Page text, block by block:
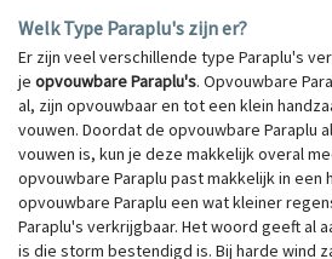
Welk Type Paraplu's zijn er?
Er zijn veel verschillende type Paraplu's
je opvouwbare Paraplu's. Opvouwbare
al, zijn opvouwbaar en tot een klein
vouwen. Doordat de opvouwbare Paraplu
vouwen is, kun je deze makkelijk overal
opvouwbare Paraplu past makkelijk in een
opvouwbare Paraplu een wat kleiner
Paraplu's verkrijgbaar. Het woord geeft al
is die storm bestendigd is. Bij harde wind